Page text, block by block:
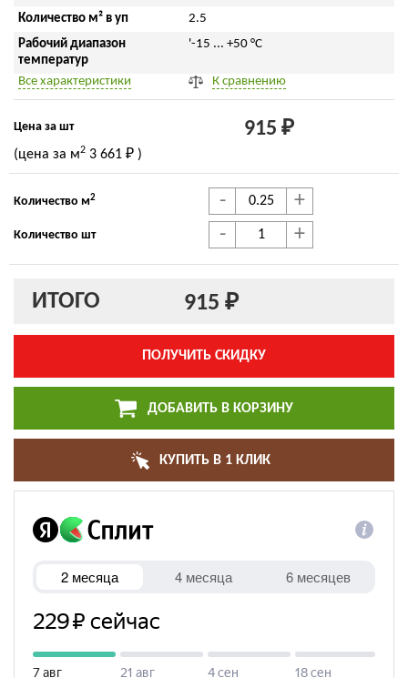
Количество м² в уп
2.5
Рабочий диапазон
температур
'-15 ... +50 °С
Все характеристики К сравнению
Цена за шт 915 ₽
(цена за м2 3 661 ₽ )
Количество м2 - +
Количество шт - +
ИТОГО 915 ₽
ПОЛУЧИТЬ СКИДКУ
ДОБАВИТЬ В КОРЗИНУ
КУПИТЬ В 1 КЛИК